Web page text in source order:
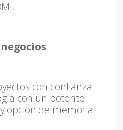
con confianza
con un potente
opción de memoria